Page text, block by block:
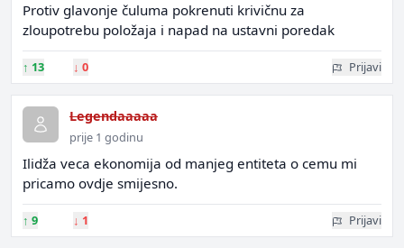
Protiv glavonje čuluma pokrenuti krivičnu za
zloupotrebu položaja i napad na ustavni poredak
↑ 13 ↓ 0 Prijavi
Legendaaaaa
prije 1 godinu
Ilidža veca ekonomija od manjeg entiteta o cemu mi
pricamo ovdje smijesno.
↑ 9 ↓ 1 Prijavi